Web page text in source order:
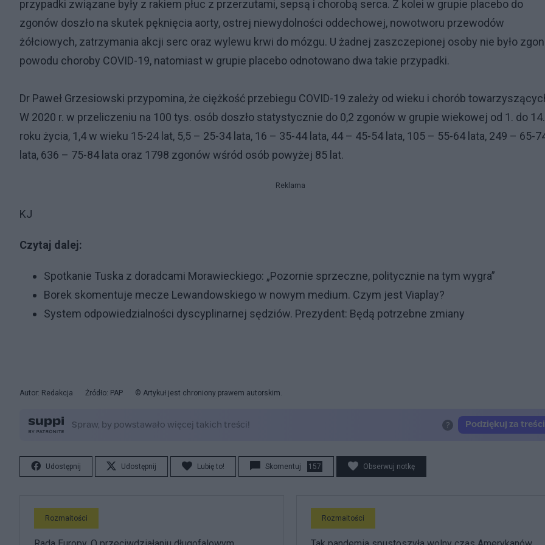
przypadki związane były z rakiem płuc z przerzutami, sepsą i chorobą serca. Z kolei w grupie placebo do
zgonów doszło na skutek pęknięcia aorty, ostrej niewydolności oddechowej, nowotworu przewodów
żółciowych, zatrzymania akcji serc oraz wylewu krwi do mózgu. U żadnej zaszczepionej osoby nie było
powodu choroby COVID-19, natomiast w grupie placebo odnotowano dwa takie przypadki.
Dr Paweł Grzesiowski przypomina, że ciężkość przebiegu COVID-19 zależy od wieku i chorób
W 2020 r. w przeliczeniu na 100 tys. osób doszło statystycznie do 0,2 zgonów w grupie wiekowej od 1. do 14.
roku życia, 1,4 w wieku 15-24 lat, 5,5 – 25-34 lata, 16 – 35-44 lata, 44 – 45-54 lata, 105 – 55-64 lata, 249 – 65-
lata, 636 – 75-84 lata oraz 1798 zgonów wśród osób powyżej 85 lat.
Reklama
KJ
Czytaj dalej:
Spotkanie Tuska z doradcami Morawieckiego: „Pozornie sprzeczne, politycznie na tym wygra”
Borek skomentuje mecze Lewandowskiego w nowym medium. Czym jest Viaplay?
System odpowiedzialności dyscyplinarnej sędziów. Prezydent: Będą potrzebne zmiany
Autor: Redakcja Źródło: PAP © Artykuł jest chroniony prawem autorskim.
Udostępnij Udostępnij Lubię to! Skomentuj 157 Obserwuj notkę
Rozmaitości Rozmaitości